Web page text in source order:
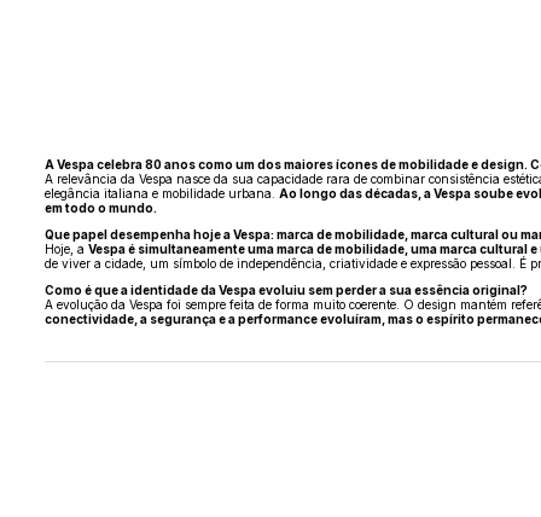
A Vespa celebra 80 anos como um dos maiores ícones de mobilidade e design.
A relevância da Vespa nasce da sua capacidade rara de combinar consistência
elegância italiana e mobilidade urbana. Ao longo das décadas, a Vespa soube
em todo o mundo.
Que papel desempenha hoje a Vespa: marca de mobilidade, marca cultural ou
Hoje, a Vespa é simultaneamente uma marca de mobilidade, uma marca cultural
de viver a cidade, um símbolo de independência, criatividade e expressão pessoal. É
Como é que a identidade da Vespa evoluiu sem perder a sua essência original?
A evolução da Vespa foi sempre feita de forma muito coerente. O design mantém
conectividade, a segurança e a performance evoluíram, mas o espírito